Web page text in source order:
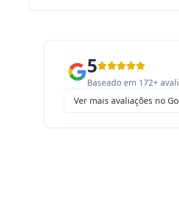
5
Baseado em 172+
Ver mais avaliações no